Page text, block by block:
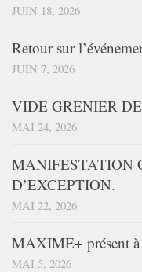
JUIN 18, 2026
Retour sur
JUIN 7, 2026
VIDE GRENIER
MAI 24, 2026
MANIFESTATION
D’EXCEPTION.
MAI 22, 2026
MAXIME+ présent à
MAI 5, 2026